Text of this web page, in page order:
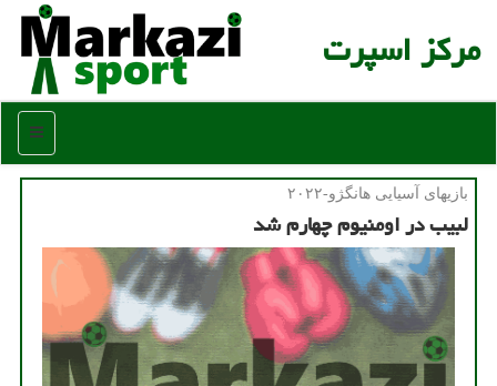
مركز اسپرت
منو
بازیهای آسیایی هانگژو-۲۰۲۲
لبیب در اومنیوم چهارم شد